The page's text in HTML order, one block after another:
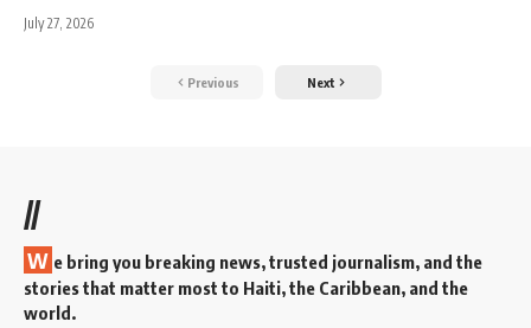
July 27, 2026
Previous Next
//
W e bring you breaking news, trusted journalism, and the
stories that matter most to Haiti, the Caribbean, and the
world.